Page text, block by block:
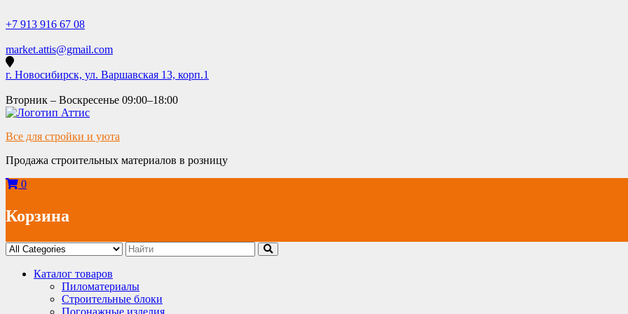
to
+7 913 916 67 08
market.attis@gmail.com
г. Новосибирск, ул. Варшавская 13, корп.1
Вторник – Воскресенье 09:00–18:00
Все для стройки и уюта
Продажа строительных материалов в розницу
0
Корзина
Каталог товаров
Пиломатериалы
Строительные блоки
Погонажные изделия